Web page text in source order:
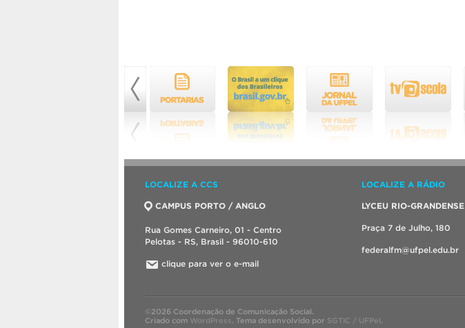
LOCALIZE A CCS
CAMPUS PORTO / ANGLO
Rua Gomes Carneiro, 01 - Centro
Pelotas - RS, Brasil - 96010-610
clique para ver o e-mail
LOCALIZE A RÁDIO
LYCEU RIO-GRANDENSE
Praça 7 de Julho, 180
federalfm@ufpel.edu.br
©2026 Coordenação de Comunicação Social.
Criado com WordPress. Tema desenvolvido por SGTIC / UFPel .